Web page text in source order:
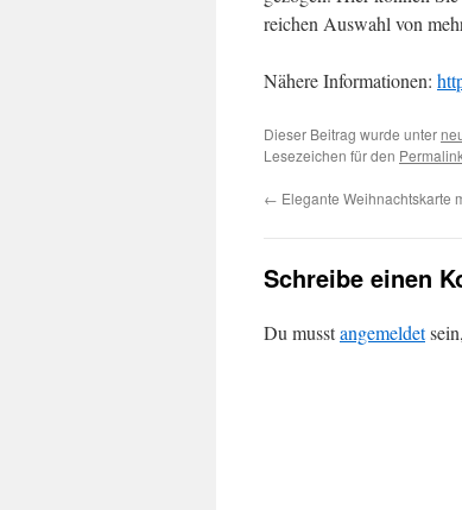
reichen Auswahl von
Nähere Informationen:
Dieser Beitrag wurde unter
Lesezeichen für den
← Elegante Weihnachtskarte
Schreibe einen
Du musstangemeldet